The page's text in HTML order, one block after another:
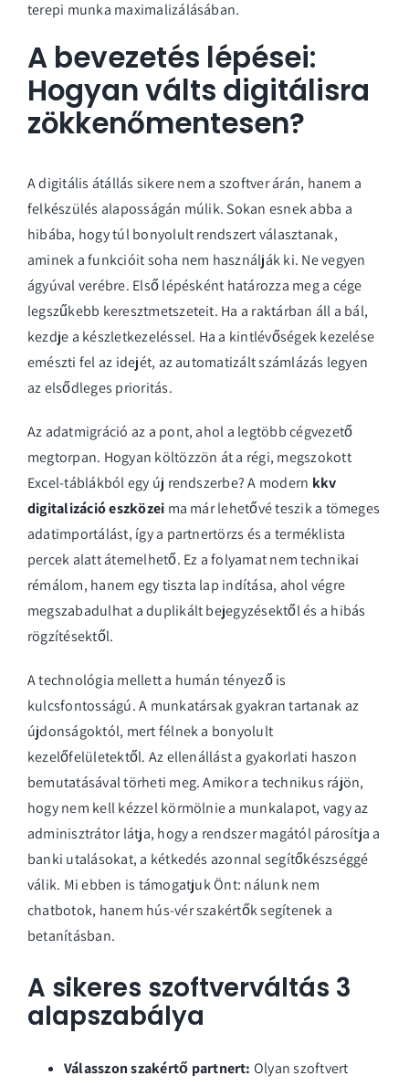
terepi munka maximalizálásában.
A bevezetés lépései:
Hogyan válts digitálisra
zökkenőmentesen?
A digitális átállás sikere nem a szoftver árán, hanem a
felkészülés alaposságán múlik. Sokan esnek abba a
hibába, hogy túl bonyolult rendszert választanak,
aminek a funkcióit soha nem használják ki. Ne vegyen
ágyúval verébre. Első lépésként határozza meg a cége
legszűkebb keresztmetszeteit. Ha a raktárban áll a bál,
kezdje a készletkezeléssel. Ha a kintlévőségek kezelése
emészti fel az idejét, az automatizált számlázás legyen
az elsődleges prioritás.
Az adatmigráció az a pont, ahol a legtöbb cégvezető
megtorpan. Hogyan költözzön át a régi, megszokott
Excel-táblákból egy új rendszerbe? A modern kkv
digitalizáció eszközei ma már lehetővé teszik a tömeges
adatimportálást, így a partnertörzs és a terméklista
percek alatt átemelhető. Ez a folyamat nem technikai
rémálom, hanem egy tiszta lap indítása, ahol végre
megszabadulhat a duplikált bejegyzésektől és a hibás
rögzítésektől.
A technológia mellett a humán tényező is
kulcsfontosságú. A munkatársak gyakran tartanak az
újdonságoktól, mert félnek a bonyolult
kezelőfelületektől. Az ellenállást a gyakorlati haszon
bemutatásával törheti meg. Amikor a technikus rájön,
hogy nem kell kézzel körmölnie a munkalapot, vagy az
adminisztrátor látja, hogy a rendszer magától párosítja a
banki utalásokat, a kétkedés azonnal segítőkészséggé
válik. Mi ebben is támogatjuk Önt: nálunk nem
chatbotok, hanem hús-vér szakértők segítenek a
betanításban.
A sikeres szoftverváltás 3
alapszabálya
Válasszon szakértő partnert: Olyan szoftvert